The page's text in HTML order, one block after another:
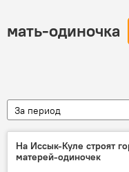
мать-одиночка
За период
На Иссык-Куле строят
матерей-одиночек